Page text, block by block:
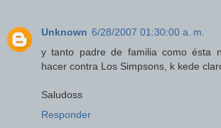
Unknown 6/28/2007 01:30:00 a. m.
y tanto padre de familia como ésta
hacer contra Los Simpsons, k kede
Saludoss
Responder